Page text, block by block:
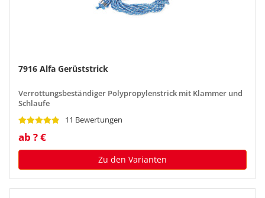
7916 Alfa Gerüststrick
Verrottungsbeständiger Polypropylenstrick mit Klammer und
Schlaufe
11 Bewertungen
ab ? €
Zu den Varianten